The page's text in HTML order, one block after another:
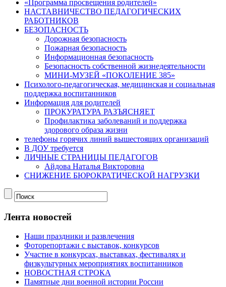
«Программа просвещения родителей»
НАСТАВНИЧЕСТВО ПЕДАГОГИЧЕСКИХ
РАБОТНИКОВ
БЕЗОПАСНОСТЬ
Дорожная безопасность
Пожарная безопасность
Информационная безопасность
Безопасность собственной жизнедеятельности
МИНИ-МУЗЕЙ «ПОКОЛЕНИЕ 385»
Психолого-педагогическая, медицинская и социальная
поддержка воспитанников
Информация для родителей
ПРОКУРАТУРА РАЗЪЯСНЯЕТ
Профилактика заболеваний и поддержка
здорового образа жизни
телефоны горячих линий вышестоящих организаций
В ДОУ требуется
ЛИЧНЫЕ СТРАНИЦЫ ПЕДАГОГОВ
Айдова Наталья Викторовна
СНИЖЕНИЕ БЮРОКРАТИЧЕСКОЙ НАГРУЗКИ
Лента новостей
Наши праздники и развлечения
Фоторепортажи с выставок, конкурсов
Участие в конкурсах, выставках, фестивалях и
физкультурных мероприятиях воспитанников
НОВОСТНАЯ СТРОКА
Памятные дни военной истории России